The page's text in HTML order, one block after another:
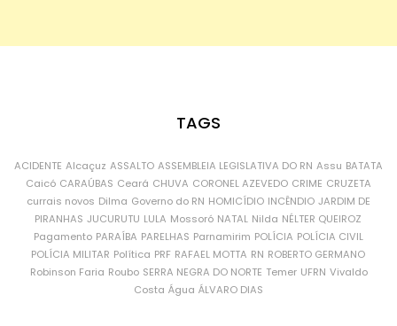
TAGS
ACIDENTE Alcaçuz ASSALTO ASSEMBLEIA LEGISLATIVA DO RN Assu BATATA
Caicó CARAÚBAS Ceará CHUVA CORONEL AZEVEDO CRIME CRUZETA
currais novos Dilma Governo do RN HOMICÍDIO INCÊNDIO JARDIM DE
PIRANHAS JUCURUTU LULA Mossoró NATAL Nilda NÉLTER QUEIROZ
Pagamento PARAÍBA PARELHAS Parnamirim POLÍCIA POLÍCIA CIVIL
POLÍCIA MILITAR Política PRF RAFAEL MOTTA RN ROBERTO GERMANO
Robinson Faria Roubo SERRA NEGRA DO NORTE Temer UFRN Vivaldo
Costa Água ÁLVARO DIAS